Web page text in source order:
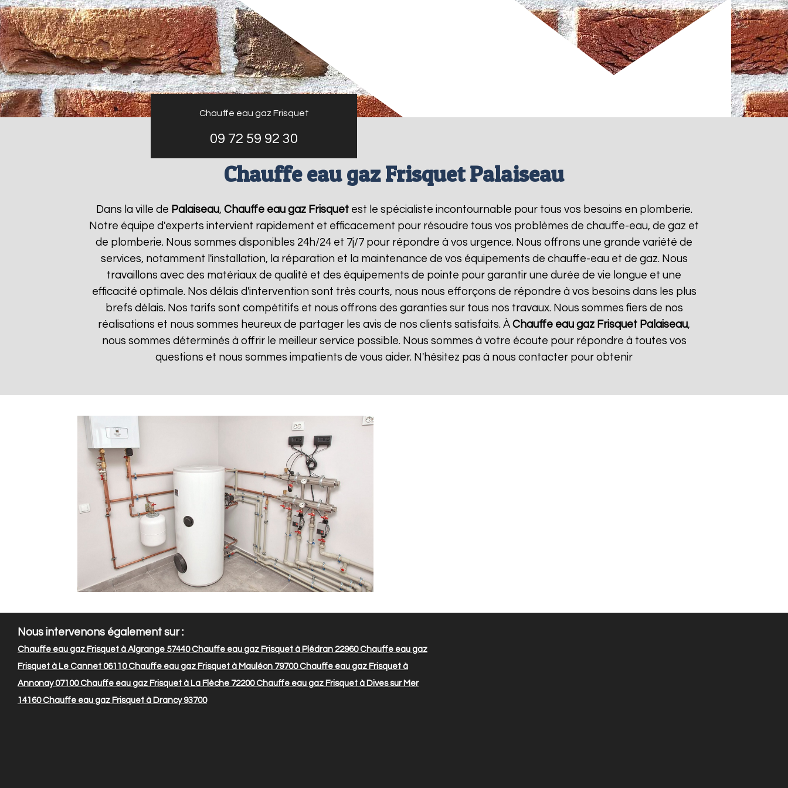
Chauffe eau gaz Frisquet
09 72 59 92 30
Chauffe eau gaz Frisquet Palaiseau
Dans la ville de Palaiseau, Chauffe eau gaz Frisquetest le spécialiste incontournable pour tous vos besoins en plomberie.
Notre équipe d'experts intervient rapidement et efficacement pour résoudre tous vos problèmes de chauffe-eau, de gaz et
de plomberie. Nous sommes disponibles 24h/24 et 7j/7 pour répondre à vos urgence. Nous offrons une grande variété de
services, notamment l'installation, la réparation et la maintenance de vos équipements de chauffe-eau et de gaz. Nous
travaillons avec des matériaux de qualité et des équipements de pointe pour garantir une durée de vie longue et une
efficacité optimale. Nos délais d'intervention sont très courts, nous nous efforçons de répondre à vos besoins dans les plus
brefs délais. Nos tarifs sont compétitifs et nous offrons des garanties sur tous nos travaux. Nous sommes fiers de nos
réalisations et nous sommes heureux de partager les avis de nos clients satisfaits. ÀChauffe eau gaz Frisquet Palaiseau,
nous sommes déterminés à offrir le meilleur service possible. Nous sommes à votre écoute pour répondre à toutes vos
questions et nous sommes impatients de vous aider. N'hésitez pas à nous contacter pour obtenir
Nous intervenons également sur :
Chauffe eau gaz Frisquet à Algrange 57440Chauffe eau gaz Frisquet à Plédran 22960Chauffe eau gaz
Frisquet à Le Cannet 06110Chauffe eau gaz Frisquet à Mauléon 79700Chauffe eau gaz Frisquet à
Annonay 07100Chauffe eau gaz Frisquet à La Flèche 72200Chauffe eau gaz Frisquet à Dives sur Mer
14160Chauffe eau gaz Frisquet à Drancy 93700